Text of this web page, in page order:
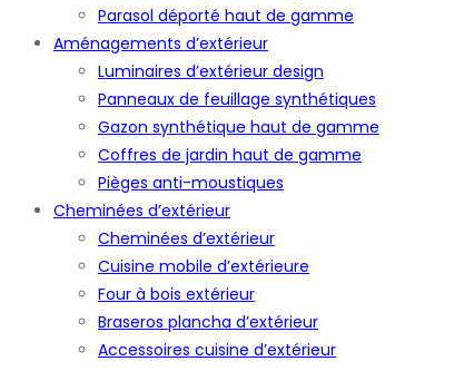
Parasol déporté haut de gamme
Aménagements d’extérieur
Luminaires d’extérieur design
Panneaux de feuillage synthétiques
Gazon synthétique haut de gamme
Coffres de jardin haut de gamme
Pièges anti-moustiques
Cheminées d’extérieur
Cheminées d’extérieur
Cuisine mobile d’extérieure
Four à bois extérieur
Braseros plancha d’extérieur
Accessoires cuisine d’extérieur